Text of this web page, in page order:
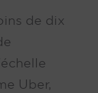
de dix
Uber,